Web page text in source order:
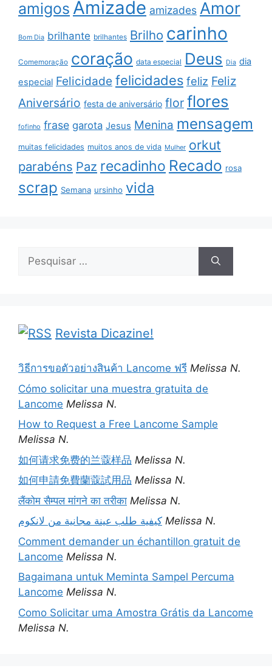
amigos Amizade amizades Amor
Bom Dia brilhante brilhantes Brilho carinho
Comemoração coração data especial Deus Dia dia
especial Felicidade felicidades feliz Feliz
Aniversário festa de aniversário flor flores
fofinho frase garota Jesus Menina mensagem
muitas felicidades muitos anos de vida Mulher orkut
parabéns Paz recadinho Recado rosa
scrap Semana ursinho vida
Pesquisar
Revista Dicazine!
วิธีการขอตัวอย่างสินค้า Lancome ฟรี Melissa N.
Cómo solicitar una muestra gratuita de
Lancome Melissa N.
How to Request a Free Lancome Sample
Melissa N.
如何请求免费的兰蔻样品 Melissa N.
如何申請免費蘭蔻試用品 Melissa N.
लैंकोम सैम्पल मांगने का तरीका Melissa N.
كيفية طلب عينة مجانية من لانكوم Melissa N.
Comment demander un échantillon gratuit de
Lancome Melissa N.
Bagaimana untuk Meminta Sampel Percuma
Lancome Melissa N.
Como Solicitar uma Amostra Grátis da Lancome
Melissa N.